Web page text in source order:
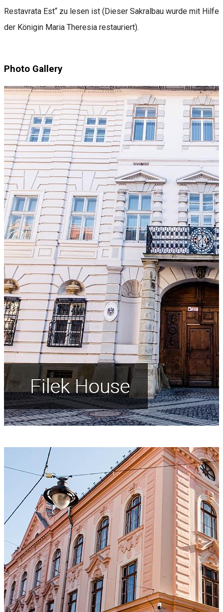
Restavrata Est“ zu lesen ist (Dieser Sakralbau wurde mit Hilfe
der Königin Maria Theresia restauriert).
Photo Gallery